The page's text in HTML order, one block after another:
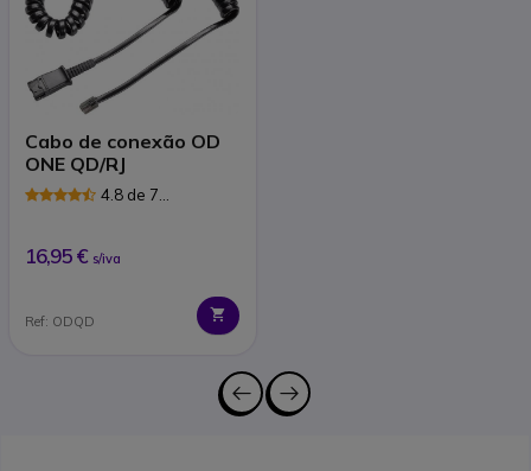
Cabo de conexão OD
ONE QD/RJ
4.8 de 7
16,95 € s/iva
Ref: ODQD